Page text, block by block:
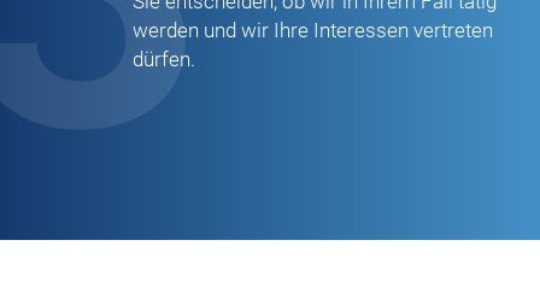
werden und wir Ihre Interessen vertreten
dürfen.